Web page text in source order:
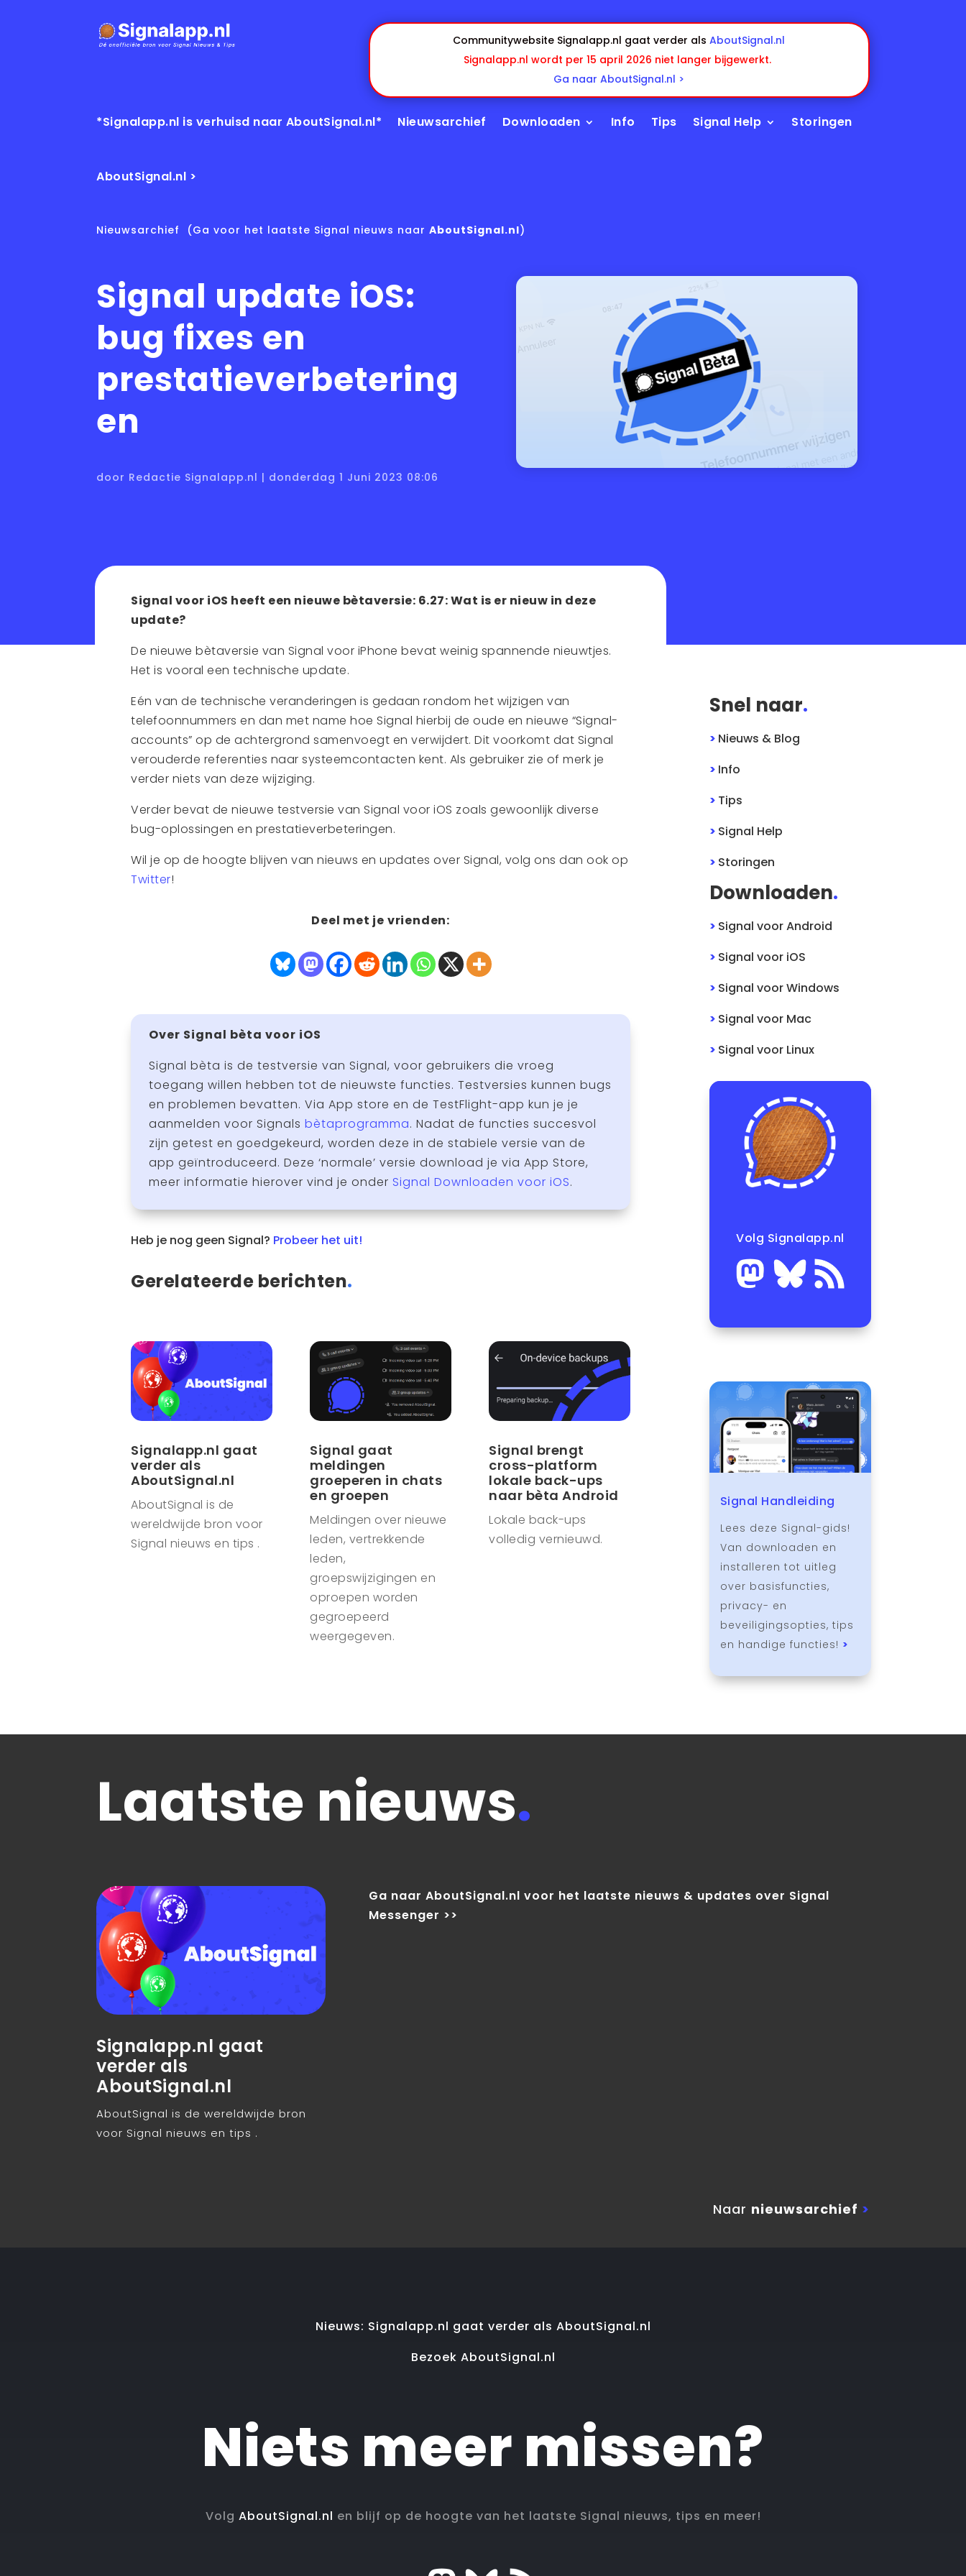
Communitywebsite Signalapp.nl gaat verder alsAboutSignal.nl
Signalapp.nl wordt per 15 april 2026 niet langer bijgewerkt.
Ga naar AboutSignal.nl >
*Signalapp.nl is verhuisd naar AboutSignal.nl* Nieuwsarchief Downloaden Info Tips Signal Help Storingen
AboutSignal.nl >
Nieuwsarchief (Ga voor het laatste Signal nieuws naarAboutSignal.nl)
Signal update iOS:
bug fixes en
prestatieverbetering
en
door Redactie Signalapp.nl | donderdag 1 Juni 2023 08:06
Signal voor iOS heeft een nieuwe bètaversie: 6.27: Wat is er nieuw in deze
update?
De nieuwe bètaversie van Signal voor iPhone bevat weinig spannende nieuwtjes.
Het is vooral een technische update.
Eén van de technische veranderingen is gedaan rondom het wijzigen van
telefoonnummers en dan met name hoe Signal hierbij de oude en nieuwe “Signal-
accounts” op de achtergrond samenvoegt en verwijdert. Dit voorkomt dat Signal
verouderde referenties naar systeemcontacten kent. Als gebruiker zie of merk je
verder niets van deze wijziging.
Verder bevat de nieuwe testversie van Signal voor iOS zoals gewoonlijk diverse
bug-oplossingen en prestatieverbeteringen.
Wil je op de hoogte blijven van nieuws en updates over Signal, volg ons dan ook op
Twitter!
Deel met je vrienden:
Over Signal bèta voor iOS
Signal bèta is de testversie van Signal, voor gebruikers die vroeg
toegang willen hebben tot de nieuwste functies. Testversies kunnen bugs
en problemen bevatten. Via App store en de TestFlight-app kun je je
aanmelden voor Signals bètaprogramma. Nadat de functies succesvol
zijn getest en goedgekeurd, worden deze in de stabiele versie van de
app geïntroduceerd. Deze ‘normale’ versie download je via App Store,
meer informatie hierover vind je onder Signal Downloaden voor iOS.
Heb je nog geen Signal? Probeer het uit!
Gerelateerde berichten.
Signalapp.nl gaat
verder als
AboutSignal.nl
AboutSignal is de
wereldwijde bron voor
Signal nieuws en tips .
Signal gaat
meldingen
groeperen in chats
en groepen
Meldingen over nieuwe
leden, vertrekkende
leden,
groepswijzigingen en
oproepen worden
gegroepeerd
weergegeven.
Signal brengt
cross-platform
lokale back-ups
naar bèta Android
Lokale back-ups
volledig vernieuwd.
Snel naar.
> Nieuws & Blog
> Info
> Tips
> Signal Help
> Storingen
Downloaden.
> Signal voorAndroid
> Signal voor iOS
> Signal voorWindows
> Signal voor Mac
> Signal voor Linux
Volg Signalapp.nl
Signal Handleiding
Lees deze Signal-gids!
Van downloaden en
installeren tot uitleg
over basisfuncties,
privacy- en
beveiligingsopties, tips
en handige functies! >
Laatste nieuws.
Signalapp.nl gaat
verder als
AboutSignal.nl
AboutSignal is de wereldwijde bron
voor Signal nieuws en tips .
Ga naar AboutSignal.nl voor het laatste nieuws & updates over Signal
Messenger >>
Naar nieuwsarchief >
Nieuws: Signalapp.nl gaat verder als AboutSignal.nl
Bezoek AboutSignal.nl
Niets meer missen?
Volg AboutSignal.nl en blijf op de hoogte van het laatste Signal nieuws, tips en meer!